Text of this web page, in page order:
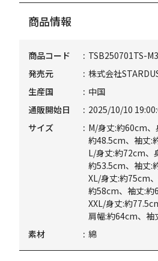
商品情報
商品コード
TSB250701TS-
発売元
株式会社
生産国
中国
通販開始日
2025/10/10
サイズ
M/身丈:約60cm
約48.5cm、袖丈:
L/身丈:約72cm、
約53.5cm、袖丈:
XL/身丈:約75cm
約58cm、袖丈:約
XXL/身丈:約
肩幅:約64cm、袖
素材
綿